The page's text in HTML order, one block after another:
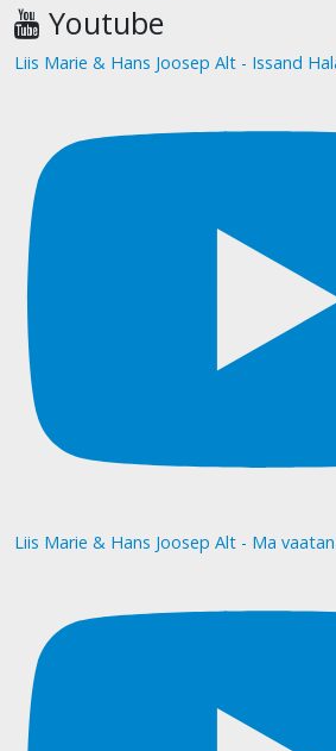
Youtube
Liis Marie & Hans Joosep Alt - Issand
Liis Marie & Hans Joosep Alt - Ma vaatan